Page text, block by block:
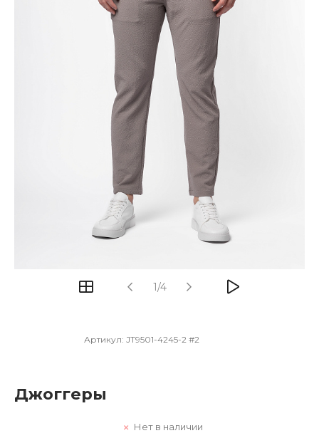
1/4
Артикул: JT9501-4245-2 #2
Джоггеры
Нет в наличии